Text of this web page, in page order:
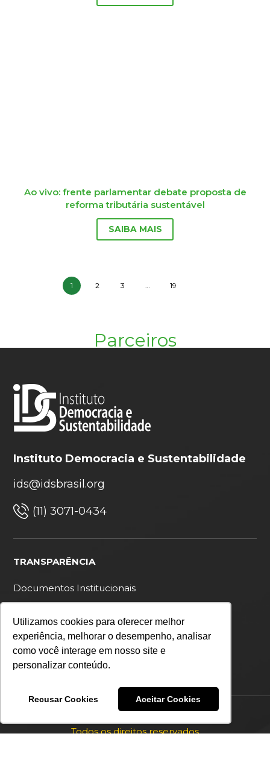
Utilizamos cookies para oferecer melhor
experiência, melhorar o desempenho, analisar
como você interage em nosso site e
personalizar conteúdo.
Recusar Cookies Aceitar Cookies
Ao vivo: frente parlamentar debate proposta de
reforma tributária sustentável
SAIBA MAIS
1 2 3 … 19
Parceiros
Instituto Democracia e Sustentabilidade
ids@idsbrasil.org
(11) 3071-0434
TRANSPARÊNCIA
Documentos Institucionais
Política de privacidade
Todos os direitos reservados